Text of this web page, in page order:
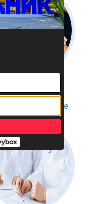
на лечение
детей